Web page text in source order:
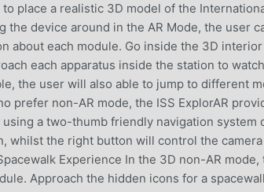
place a realistic 3D model of the
the device around in the AR Mode, the user
about each module. Go inside the 3D
each apparatus inside the station to
the user will also able to jump to different
prefer non-AR mode, the ISS ExplorAR
a two-thumb friendly navigation system
whilst the right button will control the
Experience In the 3D non-AR mode,
Approach the hidden icons for a